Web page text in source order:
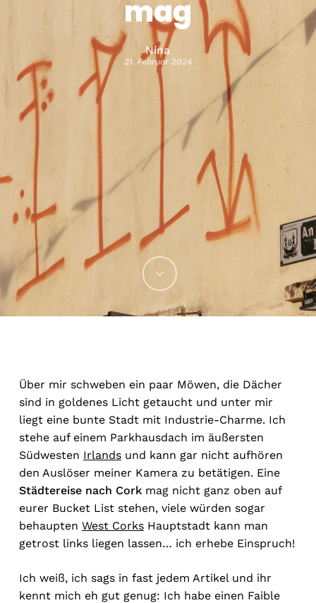
mag
Nina
21. Februar 2024
Über mir schweben ein paar Möwen, die Dächer
sind in goldenes Licht getaucht und unter mir
liegt eine bunte Stadt mit Industrie-Charme. Ich
stehe auf einem Parkhausdach im äußersten
Südwesten Irlandsund kann gar nicht aufhören
den Auslöser meiner Kamera zu betätigen. Eine
Städtereise nach Corkmag nicht ganz oben auf
eurer Bucket List stehen, viele würden sogar
behaupten West CorksHauptstadt kann man
getrost links liegen lassen… ich erhebe Einspruch!
Ich weiß, ich sags in fast jedem Artikel und ihr
kennt mich eh gut genug: Ich habe einen Faible